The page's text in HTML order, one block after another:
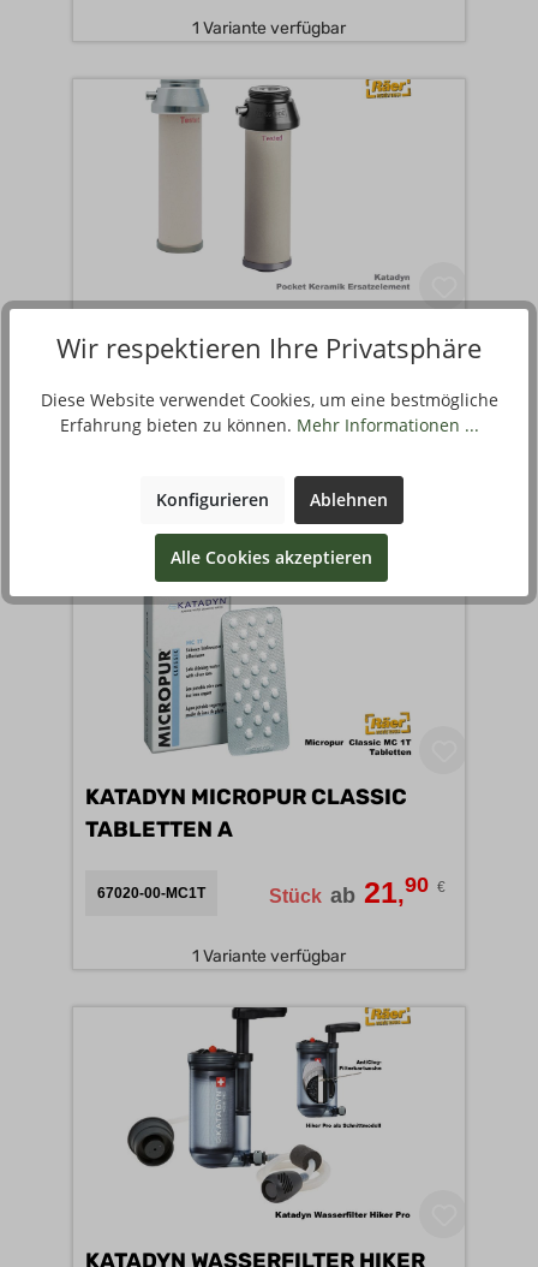
1 Variante verfügbar
KATADYN ERSATZFILTER FÜR
POCKET A
670319-00-000 Stück ab 219,00
2 Varianten verfügbar
KATADYN MICROPUR CLASSIC
TABLETTEN A
67020-00-MC1T Stück ab 21,90 €
1 Variante verfügbar
KATADYN WASSERFILTER HIKER
Wir respektieren Ihre Privatsphäre
Diese Website verwendet Cookies, um eine bestmögliche
Erfahrung bieten zu können. Mehr Informationen ...
Konfigurieren Ablehnen
Alle Cookies akzeptieren